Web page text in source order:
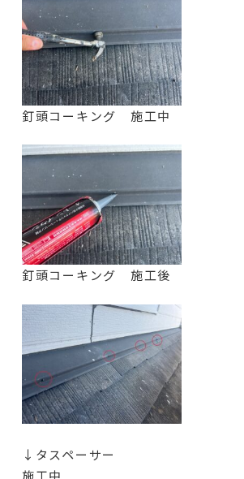
釘頭コーキング 施工中
釘頭コーキング 施工後
↓タスペーサー